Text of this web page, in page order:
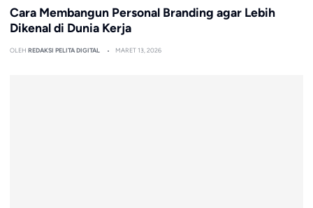
Cara Membangun Personal Branding agar Lebih
Dikenal di Dunia Kerja
OLEH REDAKSI PELITA DIGITAL MARET 13, 2026